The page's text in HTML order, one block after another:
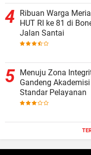
Ribuan Warga
HUT RI ke 81 di
Jalan Santai
Menuju Zona
Gandeng
Standar Pelayanan